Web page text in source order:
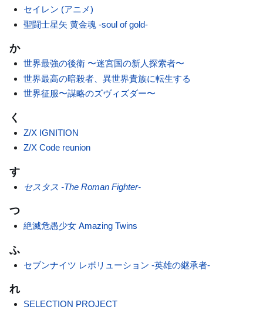
セイレン (アニメ)
聖闘士星矢 黄金魂 -soul of gold-
か
世界最強の後衛 〜迷宮国の新人探索者〜
世界最高の暗殺者、異世界貴族に転生する
世界征服〜謀略のズヴィズダー〜
く
Z/X IGNITION
Z/X Code reunion
す
セスタス -The Roman Fighter-
つ
絶滅危愚少女 Amazing Twins
ふ
セブンナイツ レボリューション -英雄の継承者-
れ
SELECTION PROJECT